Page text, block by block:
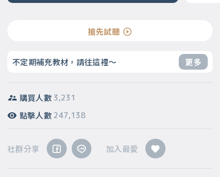
搶先試聽
不定期補充教材，請往這裡～ 更多
購買人數 3,231
點擊人數 247,138
社群分享 加入最愛